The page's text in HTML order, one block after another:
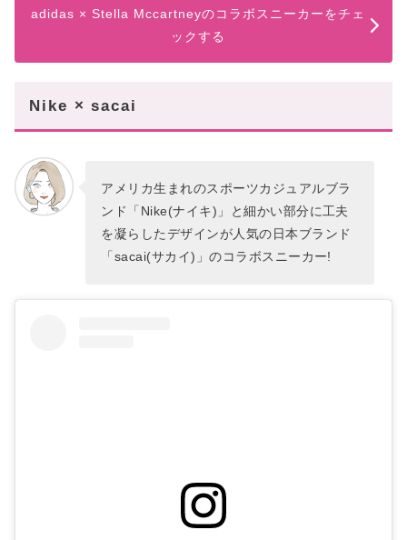
adidas × Stella Mccartneyのコラボスニーカーをチェ
ックする
Nike × sacai
アメリカ生まれのスポーツカジュアルブラ
ンド「Nike(ナイキ)」と細かい部分に工夫
を凝らしたデザインが人気の日本ブランド
「sacai(サカイ)」のコラボスニーカー!